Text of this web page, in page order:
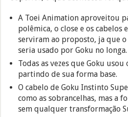
A Toei Animation aproveitou
polêmica, o close e os cabelos
serviram ao proposto, ja que
seria usado por Goku no longa.
Todas as vezes que Goku
partindo de sua forma base.
O cabelo de Goku Instinto
como as sobrancelhas, mas a
sem qualquer transformação